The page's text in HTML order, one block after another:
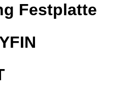
Festplatte